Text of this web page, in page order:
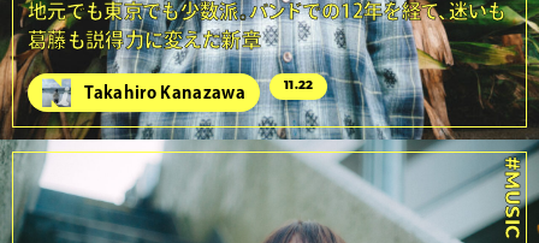
地元でも東京でも少数派。バンドでの12年を経て、迷いも
葛藤も説得力に変えた新章
Takahiro Kanazawa 11.22
#MUSIC